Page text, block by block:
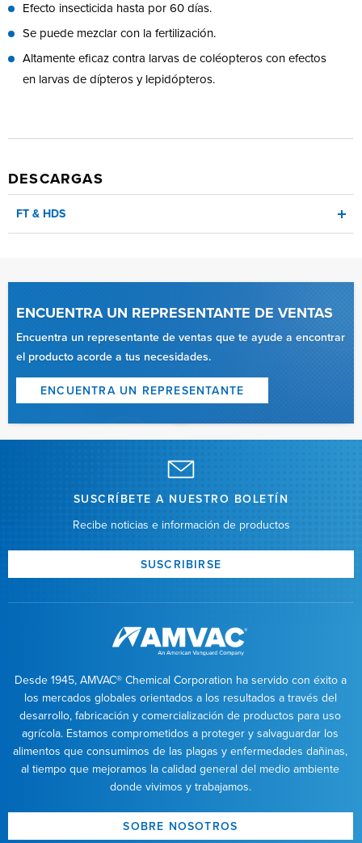
Efecto insecticida hasta por 60 días.
Se puede mezclar con la fertilización.
Altamente eficaz contra larvas de coléopteros con efectos
en larvas de dípteros y lepidópteros.
DESCARGAS
FT & HDS
HDS
ENCUENTRA UN REPRESENTANTE DE VENTAS
Encuentra un representante de ventas que te ayude a encontrar
el producto acorde a tus necesidades.
ENCUENTRA UN REPRESENTANTE
SUSCRÍBETE A NUESTRO BOLETÍN
Recibe noticias e información de productos
SUSCRIBIRSE
Desde 1945, AMVAC® Chemical Corporation ha servido con éxito a
los mercados globales orientados a los resultados a través del
desarrollo, fabricación y comercialización de productos para uso
agrícola. Estamos comprometidos a proteger y salvaguardar los
alimentos que consumimos de las plagas y enfermedades dañinas,
al tiempo que mejoramos la calidad general del medio ambiente
donde vivimos y trabajamos.
SOBRE NOSOTROS